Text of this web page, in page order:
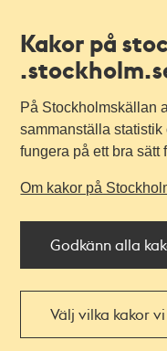
Kakor på
På Stockholmskällan
sammanställa
fungera på ett bra sätt
Om kakor på
Godkänn alla
Välj vilka kakor